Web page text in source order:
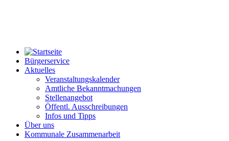
Bürgerservice
Aktuelles
Veranstaltungskalender
Amtliche Bekanntmachungen
Stellenangebot
Öffentl. Ausschreibungen
Infos und Tipps
Über uns
Kommunale Zusammenarbeit